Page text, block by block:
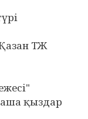
ТЖ
қыздар